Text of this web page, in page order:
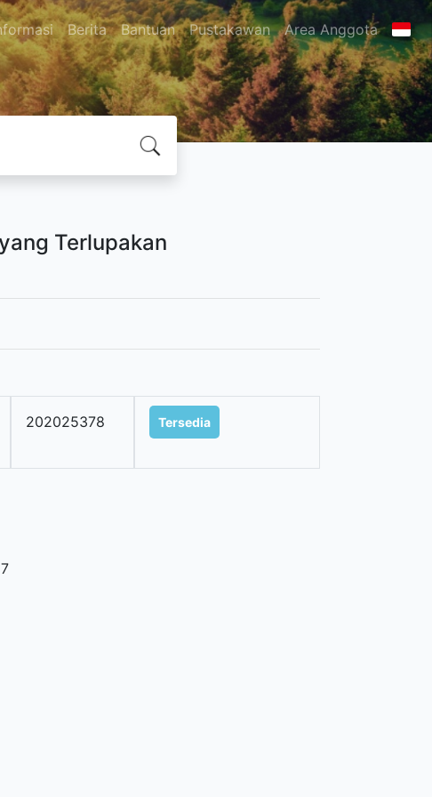
Berita Bantuan Pustakawan Area Anggota
Terlupakan
202025378 Tersedia